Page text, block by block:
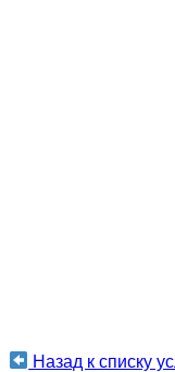
Назад к списку